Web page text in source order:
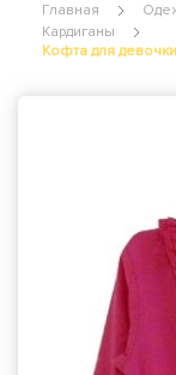
Главная
Кардиганы
Кофта для